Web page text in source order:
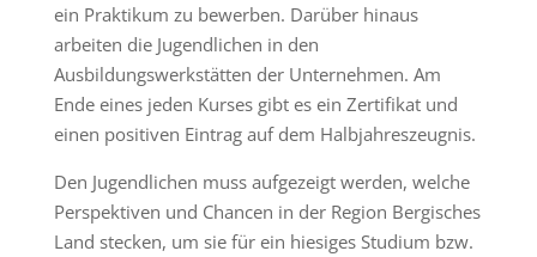
ein Praktikum zu bewerben. Darüber hinaus
arbeiten die Jugendlichen in den
Ausbildungswerkstätten der Unternehmen. Am
Ende eines jeden Kurses gibt es ein Zertifikat und
einen positiven Eintrag auf dem Halbjahreszeugnis.
Den Jugendlichen muss aufgezeigt werden, welche
Perspektiven und Chancen in der Region Bergisches
Land stecken, um sie für ein hiesiges Studium bzw.